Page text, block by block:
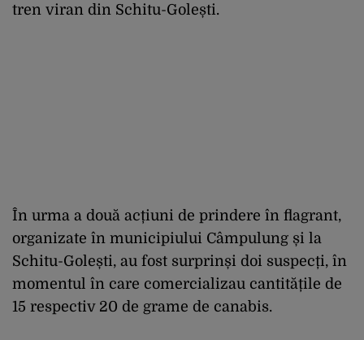
tren viran din Schitu-Golești.
În urma a două acțiuni de prindere în flagrant,
organizate în municipiului Câmpulung și la
Schitu-Golești, au fost surprinși doi suspecți, în
momentul în care comercializau cantitățile de
15 respectiv 20 de grame de canabis.